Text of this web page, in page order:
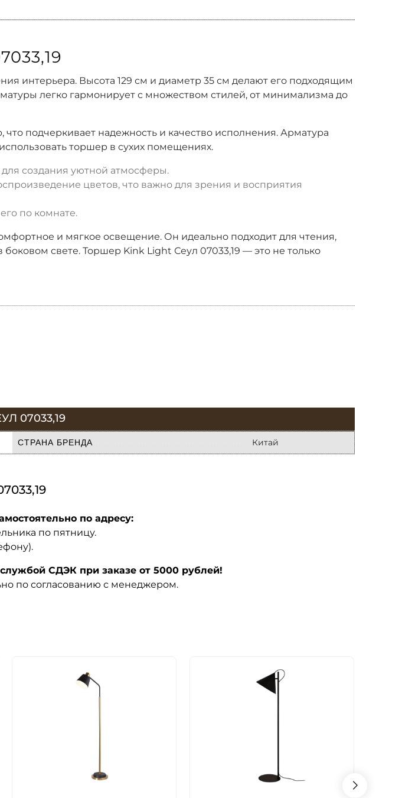
интерьера. Высота 129 см и диаметр 35 см делают его подходящим
легко гармонирует с множеством стилей, от минимализма до
что подчеркивает надежность и качество исполнения. Арматура
торшер в сухих помещениях.
создания уютной атмосферы.
цветов, что важно для зрения и восприятия
по комнате.
и мягкое освещение. Он идеально подходит для чтения,
свете. Торшер Kink Light Сеул 07033,19 — это не только
07033,19
СТРАНА БРЕНДА Китай
по адресу:
по пятницу.
СДЭК при заказе от 5000 рублей!
по согласованию с менеджером.